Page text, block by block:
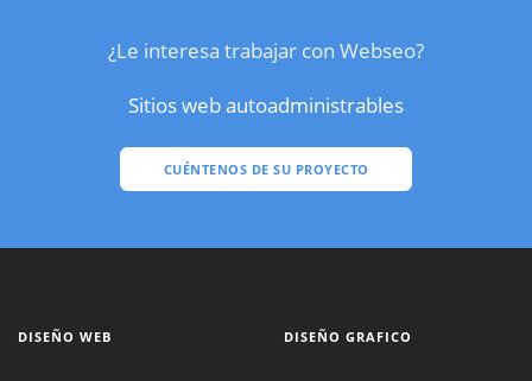
¿Le interesa trabajar con Webseo?
Sitios web autoadministrables
CUÉNTENOS DE SU PROYECTO
DISEÑO WEB DISEÑO GRAFICO